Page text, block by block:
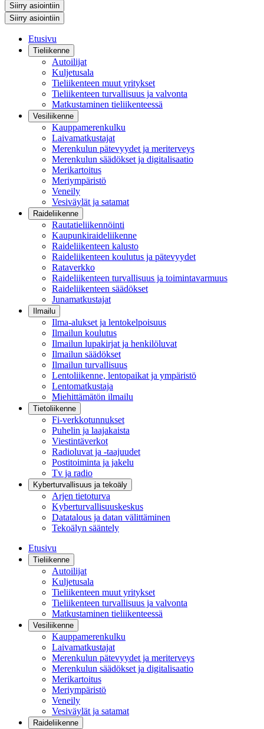
Siirry asiointiin
Siirry asiointiin
Etusivu
Tieliikenne
Autoilijat
Kuljetusala
Tieliikenteen muut yritykset
Tieliikenteen turvallisuus ja valvonta
Matkustaminen tieliikenteessä
Vesiliikenne
Kauppamerenkulku
Laivamatkustajat
Merenkulun pätevyydet ja meriterveys
Merenkulun säädökset ja digitalisaatio
Merikartoitus
Meriympäristö
Veneily
Vesiväylät ja satamat
Raideliikenne
Rautatieliikennöinti
Kaupunkiraideliikenne
Raideliikenteen kalusto
Raideliikenteen koulutus ja pätevyydet
Rataverkko
Raideliikenteen turvallisuus ja toimintavarmuus
Raideliikenteen säädökset
Junamatkustajat
Ilmailu
Ilma-alukset ja lentokelpoisuus
Ilmailun koulutus
Ilmailun lupakirjat ja henkilöluvat
Ilmailun säädökset
Ilmailun turvallisuus
Lentoliikenne, lentopaikat ja ympäristö
Lentomatkustaja
Miehittämätön ilmailu
Tietoliikenne
Fi-verkkotunnukset
Puhelin ja laajakaista
Viestintäverkot
Radioluvat ja -taajuudet
Postitoiminta ja jakelu
Tv ja radio
Kyberturvallisuus ja tekoäly
Arjen tietoturva
Kyberturvallisuuskeskus
Datatalous ja datan välittäminen
Tekoälyn sääntely
Etusivu
Tieliikenne
Autoilijat
Kuljetusala
Tieliikenteen muut yritykset
Tieliikenteen turvallisuus ja valvonta
Matkustaminen tieliikenteessä
Vesiliikenne
Kauppamerenkulku
Laivamatkustajat
Merenkulun pätevyydet ja meriterveys
Merenkulun säädökset ja digitalisaatio
Merikartoitus
Meriympäristö
Veneily
Vesiväylät ja satamat
Raideliikenne